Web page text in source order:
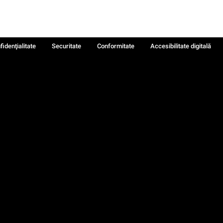
Securitate Conformitate
Accesibilitate digitală